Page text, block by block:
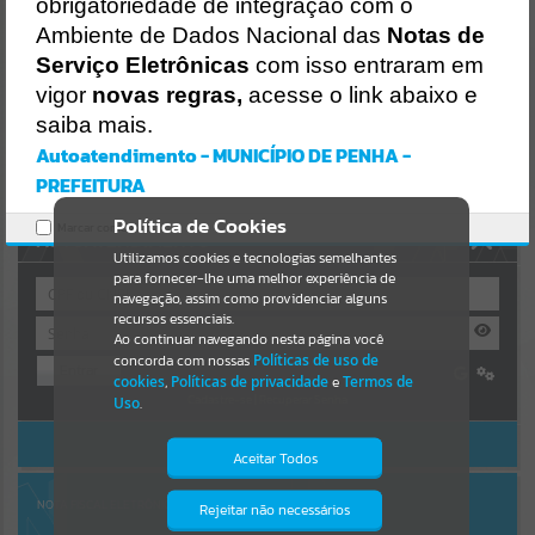
Resultados para""
Portais
Por favor, aguarde...
NOTÍCIAS
Por favor, aguarde...
SUBPORTAIS
Por favor, aguarde...
Por favor, aguarde...
AUTOATENDIMENTO
ACESSAR SEM LOGIN
NOTA FISCAL ELETRÔNICA
Política de Cookies
Utilizamos cookies e tecnologias semelhantes
para fornecer-lhe uma melhor experiência de
navegação, assim como providenciar alguns
recursos essenciais.
Ao continuar navegando nesta página você
concorda com nossas Políticas de uso de
cookies, Políticas de privacidadeeTermos de
Uso.
Aceitar Todos
Rejeitar não necessários
Isto significa que diversos recursos
obrigatoriedade de integração com o
Ambiente de Dados Nacional das Notas de
Serviço Eletrônicas com isso entraram em
vigor novas regras, acesse o link abaixo e
saiba mais.
Autoatendimento - MUNICÍPIO DE PENHA -
PREFEITURA
Marcar como lido.
https://penha.atende.net/cidadao/pagina/static/bundle/wpo_index_
2_base_l2_portal_editores_sync_56998420b9d592b2dbd4b7f2410a
60bf.js?v=c9751bb2:47
Verificar Mais Detalhes